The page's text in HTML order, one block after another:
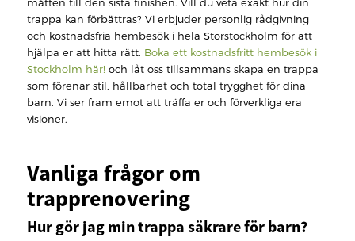
måtten till den sista finishen. Vill du veta exakt hur din
trappa kan förbättras? Vi erbjuder personlig rådgivning
och kostnadsfria hembesök i hela Storstockholm för att
hjälpa er att hitta rätt. Boka ett kostnadsfritt hembesök i
Stockholm här! och låt oss tillsammans skapa en trappa
som förenar stil, hållbarhet och total trygghet för dina
barn. Vi ser fram emot att träffa er och förverkliga era
visioner.
Vanliga frågor om
trapprenovering
Hur gör jag min trappa säkrare för barn?